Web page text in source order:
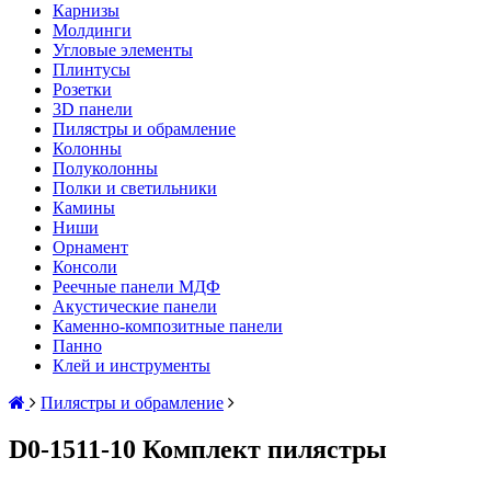
Карнизы
Молдинги
Угловые элементы
Плинтусы
Розетки
3D панели
Пилястры и обрамление
Колонны
Полуколонны
Полки и светильники
Камины
Ниши
Орнамент
Консоли
Реечные панели МДФ
Акустические панели
Каменно-композитные панели
Панно
Клей и инструменты
Пилястры и обрамление
D0-1511-10 Комплект пилястры